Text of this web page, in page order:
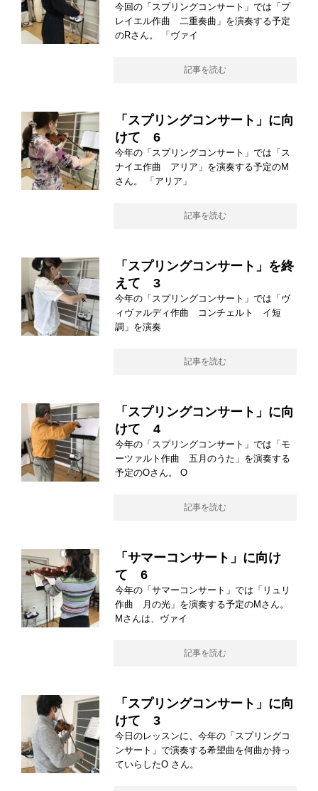
今回の「スプリングコンサート」では「プ
レイエル作曲 二重奏曲」を演奏する予定
のRさん。 「ヴァイ
記事を読む
「スプリングコンサート」に向
けて 6
今年の「スプリングコンサート」では「ス
ナイエ作曲 アリア」を演奏する予定のM
さん。 「アリア」
記事を読む
「スプリングコンサート」を終
えて 3
今年の「スプリングコンサート」では「ヴ
ィヴァルディ作曲 コンチェルト イ短
調」を演奏
記事を読む
「スプリングコンサート」に向
けて 4
今年の「スプリングコンサート」では「モ
ーツァルト作曲 五月のうた」を演奏する
予定のOさん。 O
記事を読む
「サマーコンサート」に向け
て 6
今年の「サマーコンサート」では「リュリ
作曲 月の光」を演奏する予定のMさん。
Mさんは、ヴァイ
記事を読む
「スプリングコンサート」に向
けて 3
今日のレッスンに、今年の「スプリングコ
ンサート」で演奏する希望曲を何曲か持っ
ていらしたO さん。